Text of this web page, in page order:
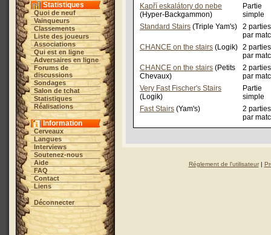
Statistiques
Quoi de neuf
Vainqueurs
Classements
Liste des joueurs
Associations
Qui est en ligne
Adversaires en ligne
Forums de
discussions
Sondages
Salon de tchat
Statistiques
Réalisations
Information
Cerveaux
Langues
Interviews
Soutenez-nous
Aide
FAQ
Contact
Liens
Déconnecter
Kapří eskalátory do nebe
(Hyper-Backgammon)
Partie
simple
Standard Stairs (Triple Yam's)
2 parties
par
CHANCE on the stairs (Logik) 2 parties
par
CHANCE on the stairs (Petits
Chevaux)
2 parties
par
Very Fast Fischer's Stairs
(Logik)
Partie
simple
Fast Stairs (Yam's)
2 parties
par
Réglement de l'utilisateur|